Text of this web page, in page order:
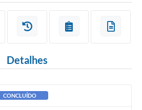
Detalhes
CONCLUÍDO